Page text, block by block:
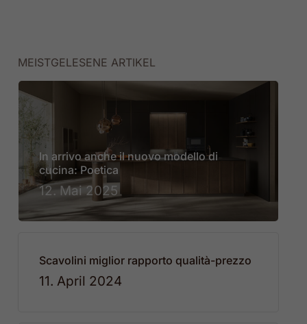
MEISTGELESENE ARTIKEL
In arrivo anche il nuovo modello di
cucina: Poetica
12. Mai 2025
Scavolini miglior rapporto qualità-prezzo
11. April 2024